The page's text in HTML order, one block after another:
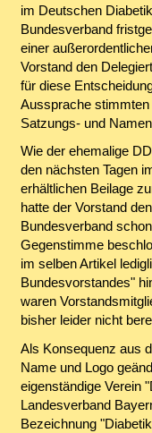
im Deutschen
Bundesverband
einer
Vorstand den
für diese
Aussprache
Satzungs- und
Wie der ehemalige
den nächsten Tagen
erhältlichen Beilage
hatte der Vorstand
Bundesverband
Gegenstimme
im selben Artikel
Bundesvorstandes"
waren
bisher leider nicht
Als Konsequenz aus
Name und Logo
eigenständige Verein
Landesverband
Bezeichnung